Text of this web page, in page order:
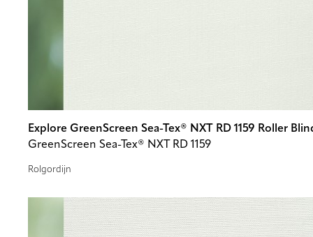
Explore GreenScreen Sea-Tex® NXT RD 1159 Roller
GreenScreen Sea-Tex® NXT RD 1159
Rolgordijn